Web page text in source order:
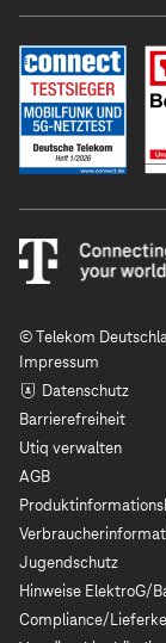
© Telekom
Impressum
Datenschutz
Barrierefreiheit
Utiq verwalten
AGB
Jugendschutz
Hinweise ElektroG/
Compliance/